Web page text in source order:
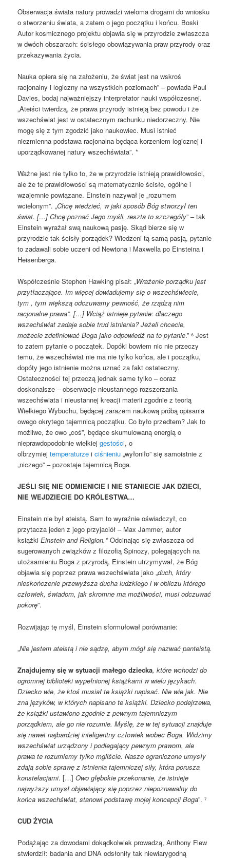
Obserwacja świata natury prowadzi wieloma drogami do wniosku
o stworzeniu świata, a zatem o jego początku i końcu. Boski
Autor kosmicznego projektu objawia się w przyrodzie zwłaszcza
w dwóch obszarach: ścisłego obowiązywania praw przyrody oraz
przekazywania życia.
Nauka opiera się na założeniu, że świat jest na wskroś
racjonalny i logiczny na wszystkich poziomach” – powiada Paul
Davies, bodaj najważniejszy interpretator nauki współczesnej.
„Ateiści twierdzą, że prawa przyrody istnieją bez powodu i że
wszechświat jest w ostatecznym rachunku niedorzeczny. Nie
mogę się z tym zgodzić jako naukowiec. Musi istnieć
niezmienna podstawa racjonalna będąca korzeniem logicznej i
uporządkowanej natury wszechświata”. *
Ważne jest nie tylko to, że w przyrodzie istnieją prawidłowości,
ale że te prawidłowości są matematycznie ścisłe, ogólne i
wzajemnie powiązane. Einstein nazywał je „rozumem
wcielonym”. „Chcę wiedzieć, w jaki sposób Bóg stworzył ten
świat. […] Chcę poznać Jego myśli, reszta to szczegóły” – tak
Einstein wyrażał swą naukową pasję. Skąd bierze się w
przyrodzie tak ścisły porządek? Wiedzeni tą samą pasją, pytanie
to zadawali sobie uczeni od Newtona i Maxwella po Einsteina i
Heisenberga.
Współcześnie Stephen Hawking pisał: „Wrażenie porządku jest
przytłaczające. Im więcej dowiadujemy się o wszechświecie,
tym , tym większą odczuwamy pewność, że rządzą nim
racjonalne prawa”. […] Wciąż istnieje pytanie: dlaczego
wszechświat zadaje sobie trud istnienia? Jeżeli chcecie,
możecie zdefiniować Boga jako odpowiedź na to pytanie.” ⁶ Jest
to zatem pytanie o początek. Dopóki bowiem nic nie przeczy
temu, że wszechświat nie ma nie tylko końca, ale i początku,
dopóty jego istnienie można uznać za fakt ostateczny.
Ostateczności tej przeczą jednak same tylko – coraz
doskonalsze – obserwacje nieustannego rozszerzania
wszechświata i nieustannej kreacji materii zgodnie z teorią
Wielkiego Wybuchu, będącej zarazem naukową próbą opisania
owego okrytego tajemnicą początku. Co było przedtem? Jak to
możliwe, że owo „coś”, będące skumulowaną energią o
nieprawdopodobnie wielkiejgęstości, o
olbrzymiejtemperaturze iciśnieniu „wyłoniło” się samoistnie z
„niczego” – pozostaje tajemnicą Boga.
JEŚLI SIĘ NIE ODMIENICIE I NIE STANIECIE JAK DZIECI,
NIE WEJDZIECIE DO KRÓLESTWA…
Einstein nie był ateistą. Sam to wyraźnie oświadczył, co
przytacza jeden z jego przyjaciół – Max Jammer, autor
książkiEinstein and Religion.*Odcinając się zwłaszcza od
sugerowanych związków z filozofią Spinozy, polegających na
utożsamieniu Boga z przyrodą, Einstein utrzymywał, że Bóg
objawia się poprzez prawa wszechświata jako „duch, który
nieskończenie przewyższa ducha ludzkiego i w obliczu którego
człowiek, świadom, jak skromne ma możliwości, musi odczuwać
pokorę”.
Rozwijając tę myśl, Einstein sformułował porównanie:
„Nie jestem ateistą i nie sądzę, abym mógł się nazwać panteistą.
Znajdujemy się w sytuacji małego dziecka, które wchodzi do
ogromnej biblioteki wypełnionej książkami w wielu językach.
Dziecko wie, że ktoś musiał te książki napisać. Nie wie jak. Nie
zna języków, w których napisano te książki. Dziecko podejrzewa,
że książki ustawiono zgodnie z pewnym tajemniczym
porządkiem, ale go nie rozumie. Myślę, że w tej sytuacji znajduje
się nawet najbardziej inteligentny człowiek wobec Boga. Widzimy
wszechświat urządzony i podlegający pewnym prawom, ale
prawa te rozumiemy tylko mgliście. Nasze ograniczone umysły
zdają sobie sprawę z istnienia tajemniczej siły, która porusza
konstelacjami. […]Owo głębokie przekonanie, że istnieje
najwyższy umysł objawiający się poprzez niepoznawalny do
końca wszechświat, stanowi podstawę mojej koncepcji Boga”. ⁷
CUD ŻYCIA
Podążając za dowodami dokądkolwiek prowadzą, Anthony Flew
stwierdził: badania and DNA odsłoniły tak niewiarygodną